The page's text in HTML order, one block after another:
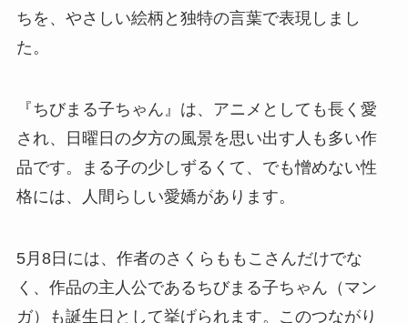
ちを、やさしい絵柄と独特の言葉で表現しまし
た。
『ちびまる子ちゃん』は、アニメとしても長く愛
され、日曜日の夕方の風景を思い出す人も多い作
品です。まる子の少しずるくて、でも憎めない性
格には、人間らしい愛嬌があります。
5月8日には、作者のさくらももこさんだけでな
く、作品の主人公であるちびまる子ちゃん（マン
ガ）も誕生日として挙げられます。このつながり